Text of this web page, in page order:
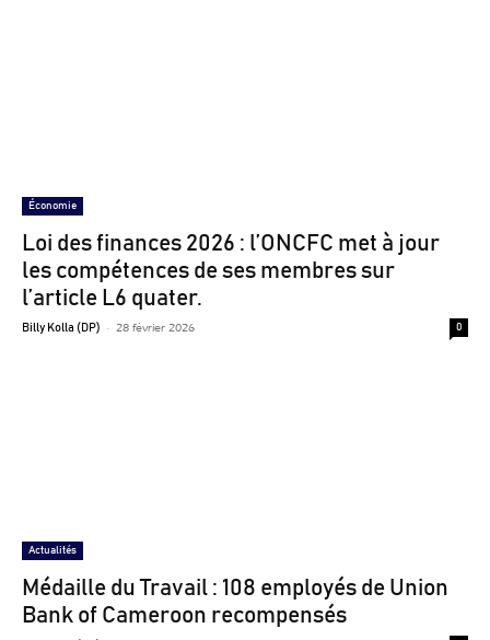
Économie
Loi des finances 2026 : l’ONCFC met à jour
les compétences de ses membres sur
l’article L6 quater.
Billy Kolla (DP) - 28 février 2026 0
Actualités
Médaille du Travail : 108 employés de Union
Bank of Cameroon recompensés